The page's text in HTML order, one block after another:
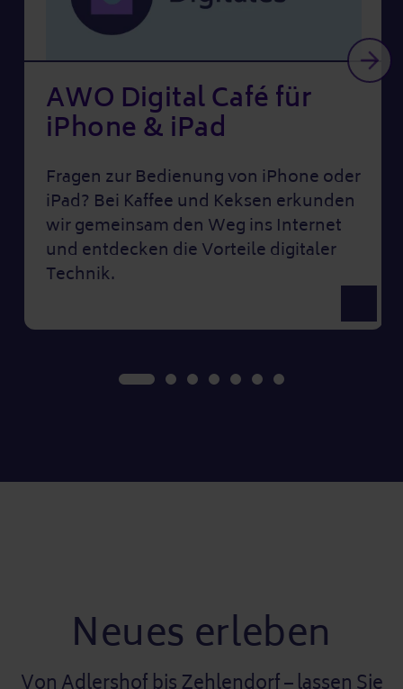
AWO Digital Café für
iPhone & iPad
Fragen zur Bedienung von iPhone oder
iPad? Bei Kaffee und Keksen erkunden
wir gemeinsam den Weg ins Internet
und entdecken die Vorteile digitaler
Technik.
Neues erleben